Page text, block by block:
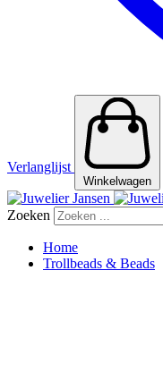
Verlanglijst
Winkelwagen
Zoeken
Home
Trollbeads & Beads